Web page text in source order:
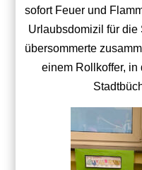
sofort Feuer und
Urlaubsdomizil für die
übersommerte
einem Rollkoffer,